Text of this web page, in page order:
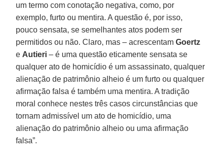
um termo com conotação negativa, como, por
exemplo, furto ou mentira. A questão é, por isso,
pouco sensata, se semelhantes atos podem ser
permitidos ou não. Claro, mas – acrescentamGoertz
e Autieri – é uma questão eticamente sensata se
qualquer ato de homicídio é um assassinato, qualquer
alienação de patrimônio alheio é um furto ou qualquer
afirmação falsa é também uma mentira. A tradição
moral conhece nestes três casos circunstâncias que
tornam admissível um ato de homicídio, uma
alienação do patrimônio alheio ou uma afirmação
falsa”.